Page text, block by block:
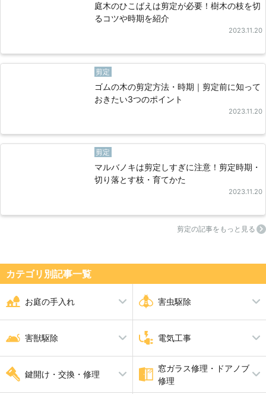
庭木のひこばえは剪定が必要！樹木の枝を切
るコツや時期を紹介
2023.11.20
剪定
ゴムの木の剪定方法・時期｜剪定前に知って
おきたい3つのポイント
2023.11.20
剪定
マルバノキは剪定しすぎに注意！剪定時期・
切り落とす枝・育てかた
2023.11.20
剪定の記事をもっと見る
カテゴリ別記事⼀覧
お庭の手入れ
剪定
伐採
シャッター修理
アスファルト工事
ブロック工事・コンクリート工
害虫駆除
シロアリ駆除
ダニ・ノミ・トコジラミ駆除
ゴキブリ駆除
害獣駆除
アライグマ・イタチ・ハクビシ
ハト駆除
電気工事
アンテナ工事
漏電修理
換気扇・レンジフード工事
鍵開け・交換・修理
窓ガラス修理・ドアノブ
修理